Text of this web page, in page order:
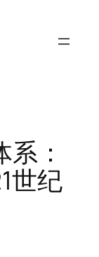
：
世纪